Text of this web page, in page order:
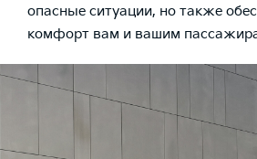
опасные ситуации, но также
комфорт вам и вашим